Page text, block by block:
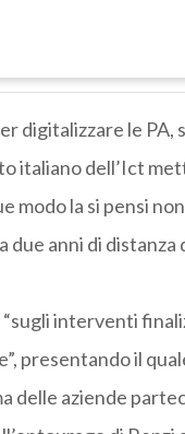
digitalizzare le
italiano dell’Ict
la si pensi
due anni di
interventi
presentando il
delle aziende